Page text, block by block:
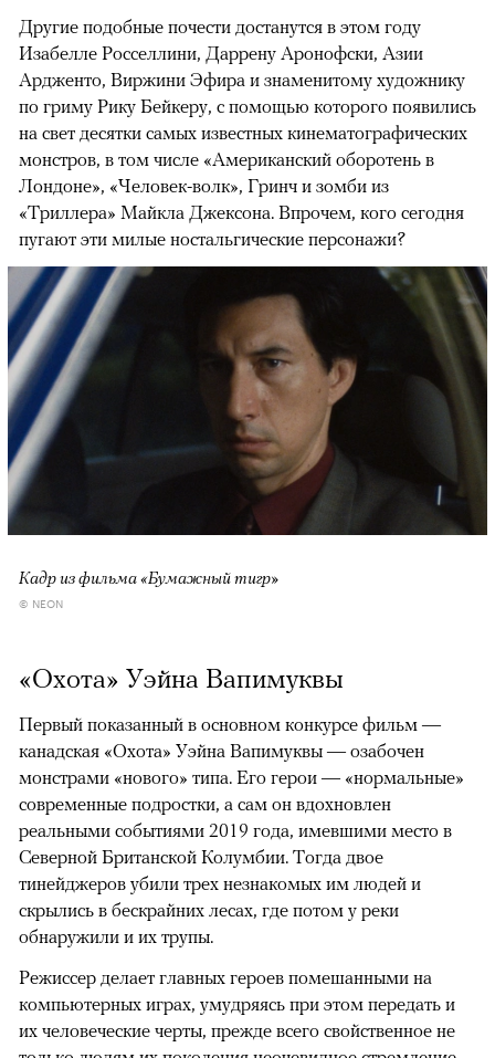
Другие подобные почести достанутся в этом году
Изабелле Росселлини, Даррену Аронофски, Азии
Ардженто, Виржини Эфира и знаменитому художнику
по гриму Рику Бейкеру, с помощью которого появились
на свет десятки самых известных кинематографических
монстров, в том числе «Американский оборотень в
Лондоне», «Человек-волк», Гринч и зомби из
«Триллера» Майкла Джексона. Впрочем, кого сегодня
пугают эти милые ностальгические персонажи?
Кадр из фильма «Бумажный тигр»
© NEON
«Охота» Уэйна Вапимуквы
Первый показанный в основном конкурсе фильм —
канадская «Охота» Уэйна Вапимуквы — озабочен
монстрами «нового» типа. Его герои — «нормальные»
современные подростки, а сам он вдохновлен
реальными событиями 2019 года, имевшими место в
Северной Британской Колумбии. Тогда двое
тинейджеров убили трех незнакомых им людей и
скрылись в бескрайних лесах, где потом у реки
обнаружили и их трупы.
Режиссер делает главных героев помешанными на
компьютерных играх, умудряясь при этом передать и
их человеческие черты, прежде всего свойственное не